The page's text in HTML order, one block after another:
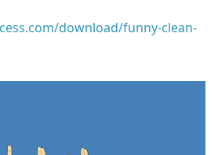
download/funny-clean-